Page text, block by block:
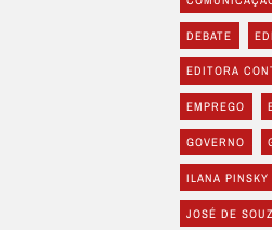
DEBATE
EDITORA
EMPREGO
GOVERNO
ILANA PINSKY
JOSÉ DE